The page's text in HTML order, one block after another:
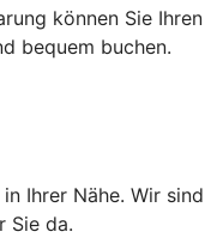
können Sie Ihren
bequem buchen.
Ihrer Nähe. Wir sind
Sie da.